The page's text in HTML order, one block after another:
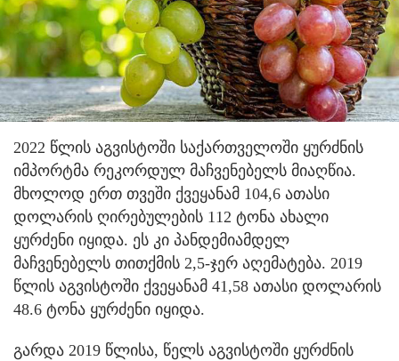
2022 წლის აგვისტოში საქართველოში ყურძნის
იმპორტმა რეკორდულ მაჩვენებელს მიაღწია.
მხოლოდ ერთ თვეში ქვეყანამ 104,6 ათასი
დოლარის ღირებულების 112 ტონა ახალი
ყურძენი იყიდა. ეს კი პანდემიამდელ
მაჩვენებელს თითქმის 2,5-ჯერ აღემატება. 2019
წლის აგვისტოში ქვეყანამ 41,58 ათასი დოლარის
48.6 ტონა ყურძენი იყიდა.
გარდა 2019 წლისა, წელს აგვისტოში ყურძნის